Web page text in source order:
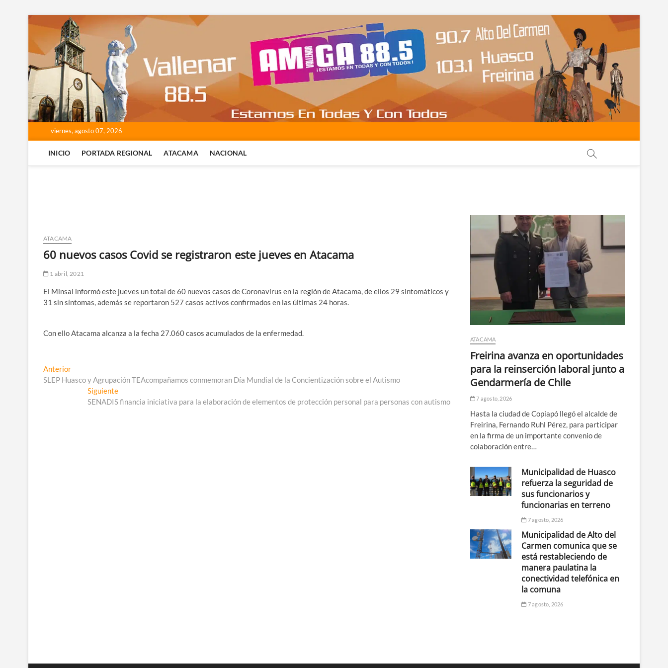
contenido
viernes, agosto 07, 2026
INICIO PORTADA REGIONAL ATACAMA NACIONAL
ATACAMA
60 nuevos casos Covid se registraron este jueves en Atacama
1 abril, 2021
El Minsal informó este jueves un total de 60 nuevos casos de Coronavirus en la región de Atacama, de ellos 29 sintomáticos y
31 sin síntomas, además se reportaron 527 casos activos confirmados en las últimas 24 horas.
Con ello Atacama alcanza a la fecha 27.060 casos acumulados de la enfermedad.
Navegación
de
entradas
AnteriorEntrada
anterior:
SLEP Huasco y Agrupación TEAcompañamos conmemoran Día Mundial de la Concientización sobre el Autismo
SiguienteEntrada
siguiente:
SENADIS financia iniciativa para la elaboración de elementos de protección personal para personas con autismo
ATACAMA
Freirina avanza en oportunidades
para la reinserción laboral junto a
Gendarmería de Chile
7 agosto, 2026
Hasta la ciudad de Copiapó llegó el alcalde de
Freirina, Fernando Ruhl Pérez, para participar
en la firma de un importante convenio de
colaboración entre…
Municipalidad de Huasco
refuerza la seguridad de
sus funcionarios y
funcionarias en terreno
7 agosto, 2026
Municipalidad de Alto del
Carmen comunica que se
está restableciendo de
manera paulatina la
conectividad telefónica en
la comuna
7 agosto, 2026